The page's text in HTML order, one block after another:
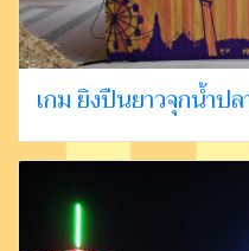
เกม ยิงปืนยาวจุกน้ำป